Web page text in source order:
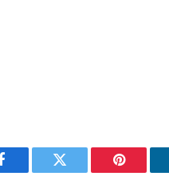
Facebook Twitter Pinterest